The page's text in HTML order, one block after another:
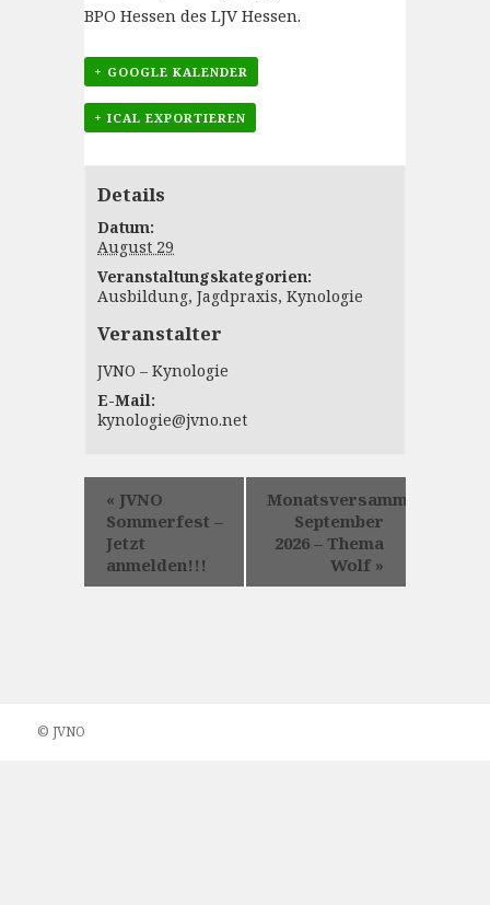
BPO Hessen des LJV Hessen.
+ GOOGLE KALENDER
+ ICAL EXPORTIEREN
Details
Datum:
August 29
Veranstaltungskategorien:
Ausbildung,Jagdpraxis,Kynologie
Veranstalter
JVNO – Kynologie
E-Mail:
kynologie@jvno.net
« JVNO
Sommerfest –
Jetzt
anmelden!!!
Monatsversammlung
September
2026 – Thema
Wolf »
© JVNO